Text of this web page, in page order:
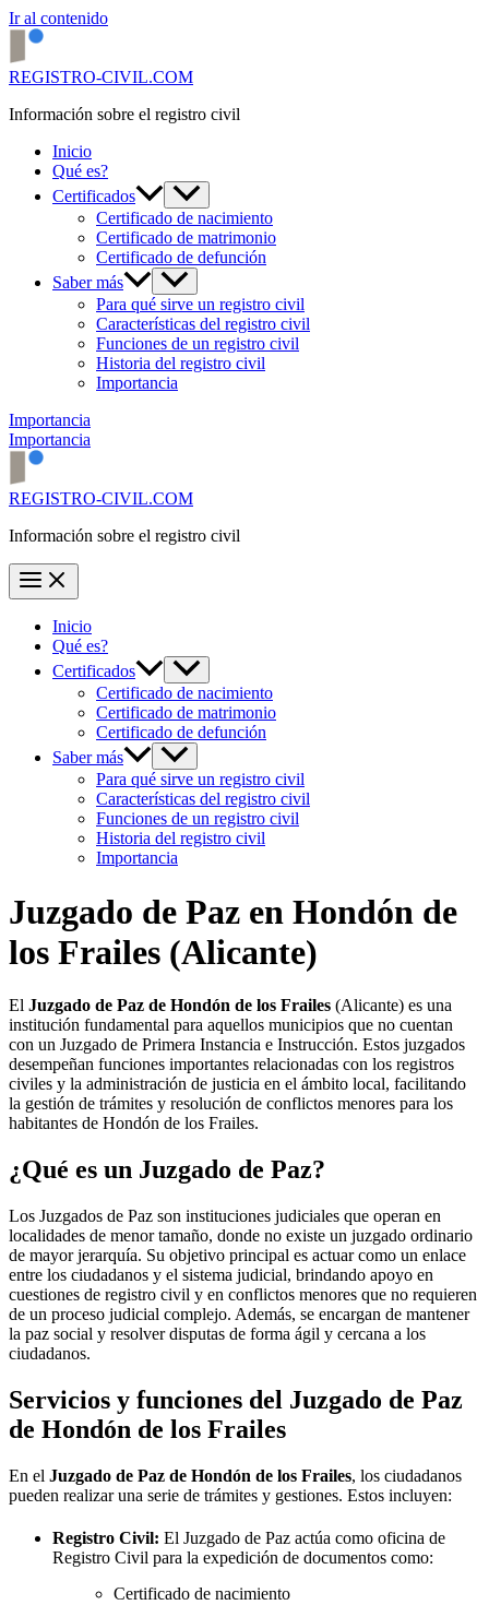
Ir al contenido
REGISTRO-CIVIL.COM
Información sobre el registro civil
Inicio
Qué es?
Certificados
Certificado de nacimiento
Certificado de matrimonio
Certificado de defunción
Saber más
Para qué sirve un registro civil
Características del registro civil
Funciones de un registro civil
Historia del registro civil
Importancia
Importancia
Importancia
REGISTRO-CIVIL.COM
Información sobre el registro civil
Inicio
Qué es?
Certificados
Certificado de nacimiento
Certificado de matrimonio
Certificado de defunción
Saber más
Para qué sirve un registro civil
Características del registro civil
Funciones de un registro civil
Historia del registro civil
Importancia
Juzgado de Paz en Hondón de
los Frailes (Alicante)
El Juzgado de Paz de Hondón de los Frailes (Alicante) es una
institución fundamental para aquellos municipios que no cuentan
con un Juzgado de Primera Instancia e Instrucción. Estos juzgados
desempeñan funciones importantes relacionadas con los registros
civiles y la administración de justicia en el ámbito local, facilitando
la gestión de trámites y resolución de conflictos menores para los
habitantes de Hondón de los Frailes.
¿Qué es un Juzgado de Paz?
Los Juzgados de Paz son instituciones judiciales que operan en
localidades de menor tamaño, donde no existe un juzgado ordinario
de mayor jerarquía. Su objetivo principal es actuar como un enlace
entre los ciudadanos y el sistema judicial, brindando apoyo en
cuestiones de registro civil y en conflictos menores que no requieren
de un proceso judicial complejo. Además, se encargan de mantener
la paz social y resolver disputas de forma ágil y cercana a los
ciudadanos.
Servicios y funciones del Juzgado de Paz
de Hondón de los Frailes
En el Juzgado de Paz de Hondón de los Frailes, los ciudadanos
pueden realizar una serie de trámites y gestiones. Estos incluyen:
Registro Civil: El Juzgado de Paz actúa como oficina de
Registro Civil para la expedición de documentos como:
Certificado de nacimiento